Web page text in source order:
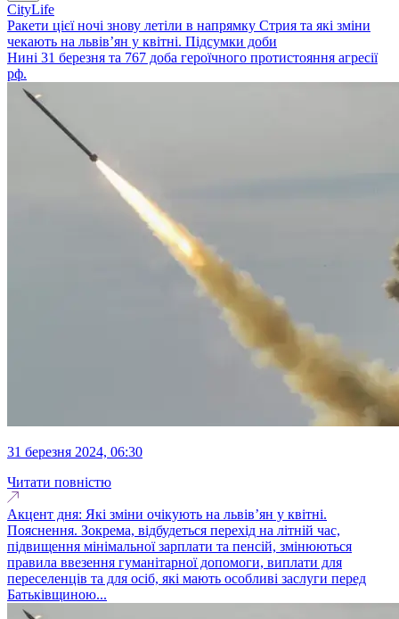
CityLife
Ракети цієї ночі знову летіли в напрямку Стрия та які зміни
чекають на львів’ян у квітні. Підсумки доби
Нині 31 березня та 767 доба героїчного протистояння агресії
рф.
31 березня 2024, 06:30
Читати повністю
Акцент дня: Які зміни очікують на львів’ян у квітні.
Пояснення. Зокрема, відбудеться перехід на літній час,
підвищення мінімальної зарплати та пенсій, змінюються
правила ввезення гуманітарної допомоги, виплати для
переселенців та для осіб, які мають особливі заслуги перед
Батьківщиною...